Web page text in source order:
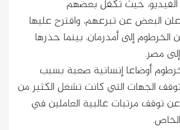
حيث تكفل بعضهم
البعض عن تبرعهم، واقترح عليها
الخرطوم إلى أمدرمان، بينما حذرها
مصر.
أوضاعا إنسانية صعبة بسبب
الجهات التي كانت تشغل الكثير من
توقف مرتبات غالبية العاملين في